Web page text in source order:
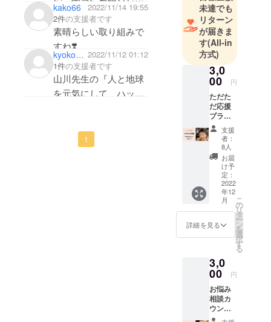
です⭐️心より応援して
います！
kako66
2022/11/14 19:55
2件の支援者です
素晴らしい取り組みで
すね❣️
応援しています❣️
kyoko7525 2022/11/12 01:12
1件の支援者です
山川先生の『人と地球
を元気にして、ハッ
の今世のミッションを
心より応援しています
1
未達でも
リターン
が届きま
す(All-in
方式)
3,0
00 円
ただた
だ応援
プラン
になり
ます。
私たち
の活動
を応援
いただ
ける方
からの
ご支援
お待ち
してお
りま
す。 お
手紙か
メール
と活動
報告レ
ポート
A41枚
程度を
支援
者：
8人
お届
け予
定：
2022
年12
月
詳細を見る
こ
の
リ
タ
ー
ン
を
選
択
す
る
3,0
00 円
お悩み
相談カ
ウンセ
リング